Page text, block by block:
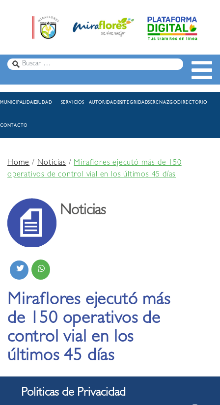
MUNICIPALIDADCIUDAD SERVICIOS AUTORIDADESINTEGRIDADSERENAZGODIRECTORIO
CONTACTO
Home/Noticias /Miraflores ejecutó más de 150
operativos de control vial en los últimos 45 días
Noticias
Miraflores ejecutó más
de 150 operativos de
control vial en los
últimos 45 días
16.11.2023